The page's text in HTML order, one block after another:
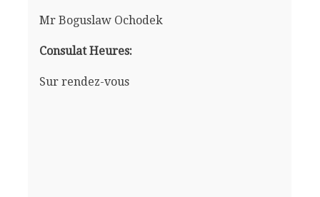
Mr Boguslaw Ochodek
Consulat Heures:
Sur rendez-vous